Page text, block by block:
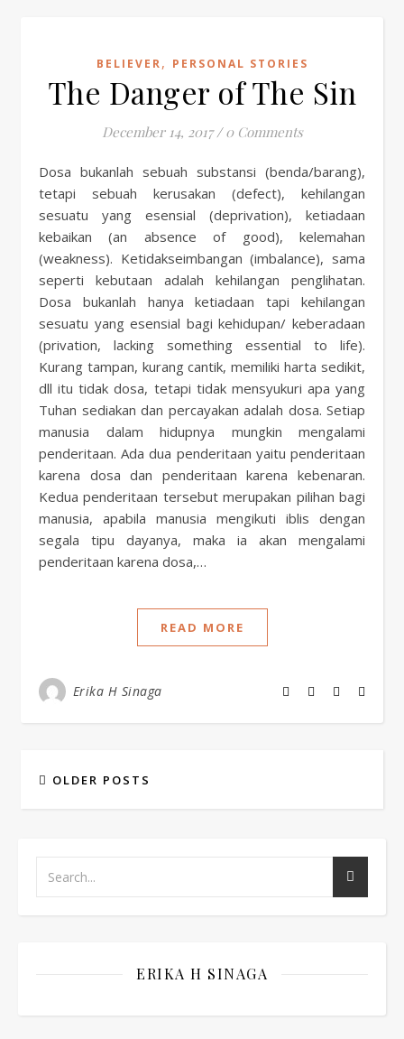
BELIEVER, PERSONAL STORIES
The Danger of The Sin
December 14, 2017 / 0 Comments
Dosa bukanlah sebuah substansi (benda/barang),
tetapi sebuah kerusakan (defect), kehilangan
sesuatu yang esensial (deprivation), ketiadaan
kebaikan (an absence of good), kelemahan
(weakness). Ketidakseimbangan (imbalance), sama
seperti kebutaan adalah kehilangan penglihatan.
Dosa bukanlah hanya ketiadaan tapi kehilangan
sesuatu yang esensial bagi kehidupan/ keberadaan
(privation, lacking something essential to life).
Kurang tampan, kurang cantik, memiliki harta sedikit,
dll itu tidak dosa, tetapi tidak mensyukuri apa yang
Tuhan sediakan dan percayakan adalah dosa. Setiap
manusia dalam hidupnya mungkin mengalami
penderitaan. Ada dua penderitaan yaitu penderitaan
karena dosa dan penderitaan karena kebenaran.
Kedua penderitaan tersebut merupakan pilihan bagi
manusia, apabila manusia mengikuti iblis dengan
segala tipu dayanya, maka ia akan mengalami
penderitaan karena dosa,…
READ MORE
Erika H Sinaga
OLDER POSTS
ERIKA H SINAGA